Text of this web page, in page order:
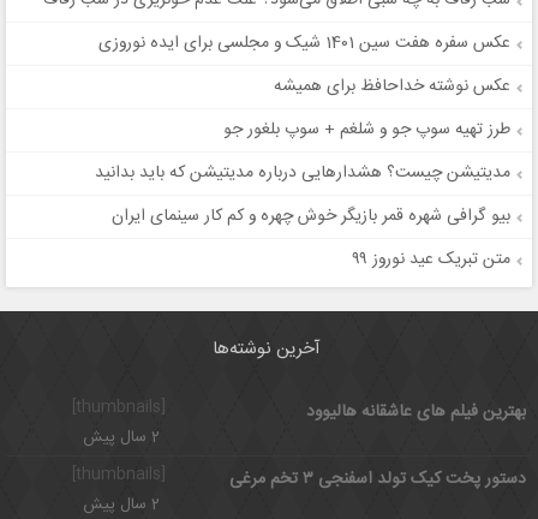
عکس سفره هفت سین 1401 شیک و مجلسی برای ایده نوروزی
عکس نوشته خداحافظ برای همیشه
طرز تهیه سوپ جو و شلغم + سوپ بلغور جو
مدیتیشن چیست؟ هشدارهایی درباره مدیتیشن که باید بدانید
بیو گرافی شهره قمر بازیگر خوش چهره و کم کار سینمای ایران
متن تبریک عید نوروز ۹۹
آخرین نوشته‌ها
بهترین فیلم های عاشقانه هالیوود
2 سال پیش
[thumbnails]
دستور پخت کیک تولد اسفنجی ۳ تخم مرغی
2 سال پیش